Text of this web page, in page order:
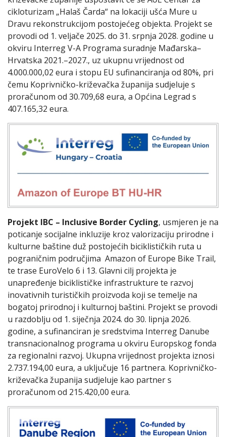
cikloturizam „Halaš Čarda“ na lokaciji ušća Mure u
Dravu rekonstrukcijom postojećeg objekta. Projekt se
provodi od 1. veljače 2025. do 31. srpnja 2028. godine u
okviru Interreg V-A Programa suradnje Mađarska–
Hrvatska 2021.–2027., uz ukupnu vrijednost od
4.000.000,02 eura i stopu EU sufinanciranja od 80%, pri
čemu Koprivničko-križevačka županija sudjeluje s
proračunom od 30.709,68 eura, a Općina Legrad s
407.165,32 eura.
Projekt IBC – Inclusive Border Cycling, usmjeren je na
poticanje socijalne inkluzije kroz valorizaciju prirodne i
kulturne baštine duž postojećih biciklističkih ruta u
pograničnim područjima Amazon of Europe Bike Trail,
te trase EuroVelo 6 i 13. Glavni cilj projekta je
unapređenje biciklističke infrastrukture te razvoj
inovativnih turističkih proizvoda koji se temelje na
bogatoj prirodnoj i kulturnoj baštini. Projekt se provodi
u razdoblju od 1. siječnja 2024. do 30. lipnja 2026.
godine, a sufinanciran je sredstvima Interreg Danube
transnacionalnog programa u okviru Europskog fonda
za regionalni razvoj. Ukupna vrijednost projekta iznosi
2.737.194,00 eura, a uključuje 16 partnera. Koprivničko-
križevačka županija sudjeluje kao partner s
proračunom od 215.420,00 eura.